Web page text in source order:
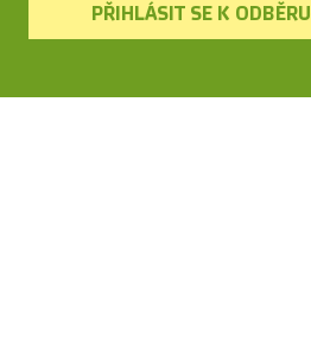
PŘIHLÁSIT SE K ODBĚRU